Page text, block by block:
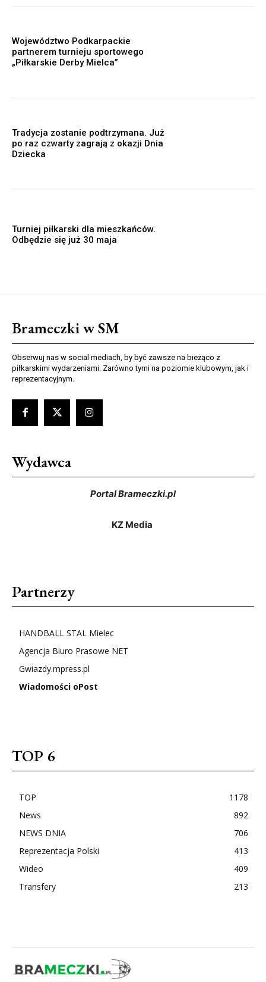
Województwo Podkarpackie
partnerem turnieju sportowego
„Piłkarskie Derby Mielca”
Tradycja zostanie podtrzymana. Już
po raz czwarty zagrają z okazji Dnia
Dziecka
Turniej piłkarski dla mieszkańców.
Odbędzie się już 30 maja
Brameczki w SM
Obserwuj nas w social mediach, by być zawsze na bieżąco z
piłkarskimi wydarzeniami. Zarówno tymi na poziomie klubowym, jak i
reprezentacyjnym.
Wydawca
Portal Brameczki.pl
KZ Media
Partnerzy
HANDBALL STAL Mielec
Agencja Biuro Prasowe NET
Gwiazdy.mpress.pl
Wiadomości oPost
TOP 6
TOP
1178
News
892
NEWS DNIA
706
Reprezentacja Polski
413
Wideo
409
Transfery
213